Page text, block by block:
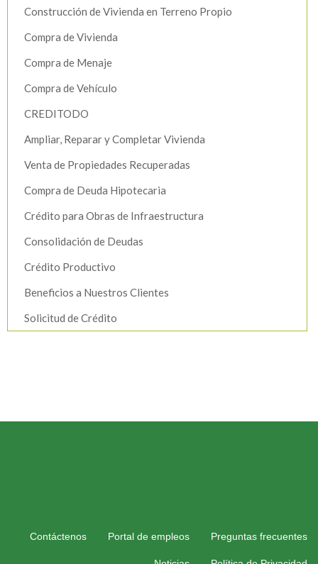
Construcción de Vivienda en Terreno Propio
Compra de Vivienda
Compra de Menaje
Compra de Vehículo
CREDITODO
Ampliar, Reparar y Completar Vivienda
Venta de Propiedades Recuperadas
Compra de Deuda Hipotecaria
Crédito para Obras de Infraestructura
Consolidación de Deudas
Crédito Productivo
Beneficios a Nuestros Clientes
Solicitud de Crédito
Contáctenos Portal de empleos Preguntas frecuentes